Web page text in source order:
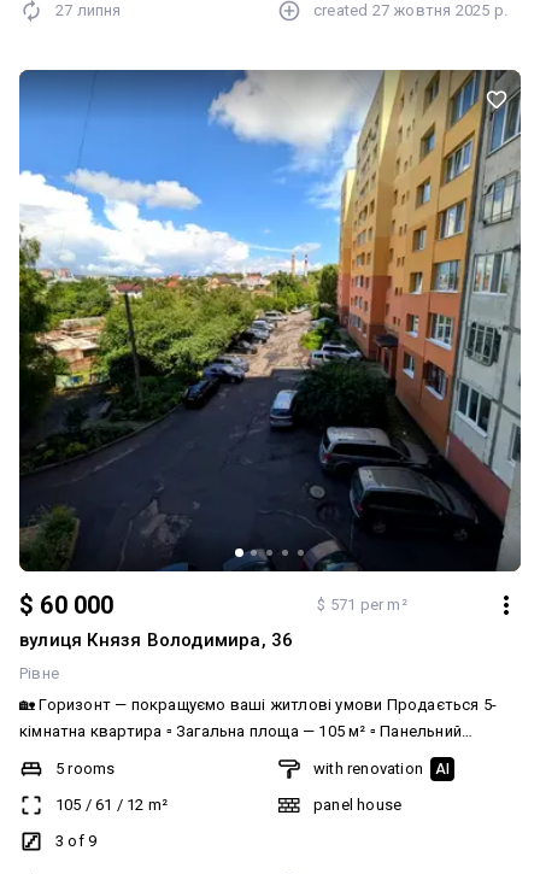
27 липня created 27 жовтня 2025 р.
$ 60 000 $ 571 per m²
вулиця Князя Володимира, 36
Рівне
🏡 Горизонт — покращуємо ваші житлові умови Продається 5-
кімнатна квартира ▫️ Загальна площа — 105 м² ▫️ Панельний
будинок ▫️ Зручний поверх ▫️ Поруч із центром міста ▫️ 5 окремих
кімнат ▫️ Простора кухня ▫️ Роздільний санвузол ▫️ Балкон ▫️ Тиха та
затишна квартира 📞 Телефонуйте 0967110681Тетяна та
записуйтесь на перегляд!
5 rooms
105 /61 / 12 m²
3 of 9
with renovation AI
panel house